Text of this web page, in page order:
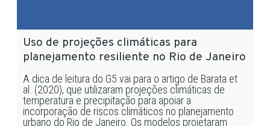
Uso de projeções climáticas para
planejamento resiliente no Rio de Janeiro
A dica de leitura do G5 vai para o artigo de Barata et
al. (2020), que utilizaram projeções climáticas de
temperatura e precipitação para apoiar a
incorporação de riscos climáticos no planejamento
urbano do Rio de Janeiro. Os modelos projetaram